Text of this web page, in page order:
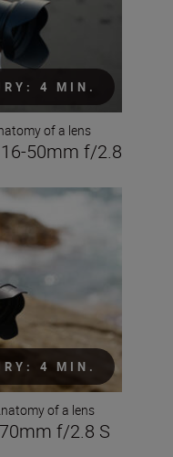
4 MIN.
of a lens
16-50mm f/2.8
4 MIN.
f/2.8 S II
of a lens
f/2.8 S